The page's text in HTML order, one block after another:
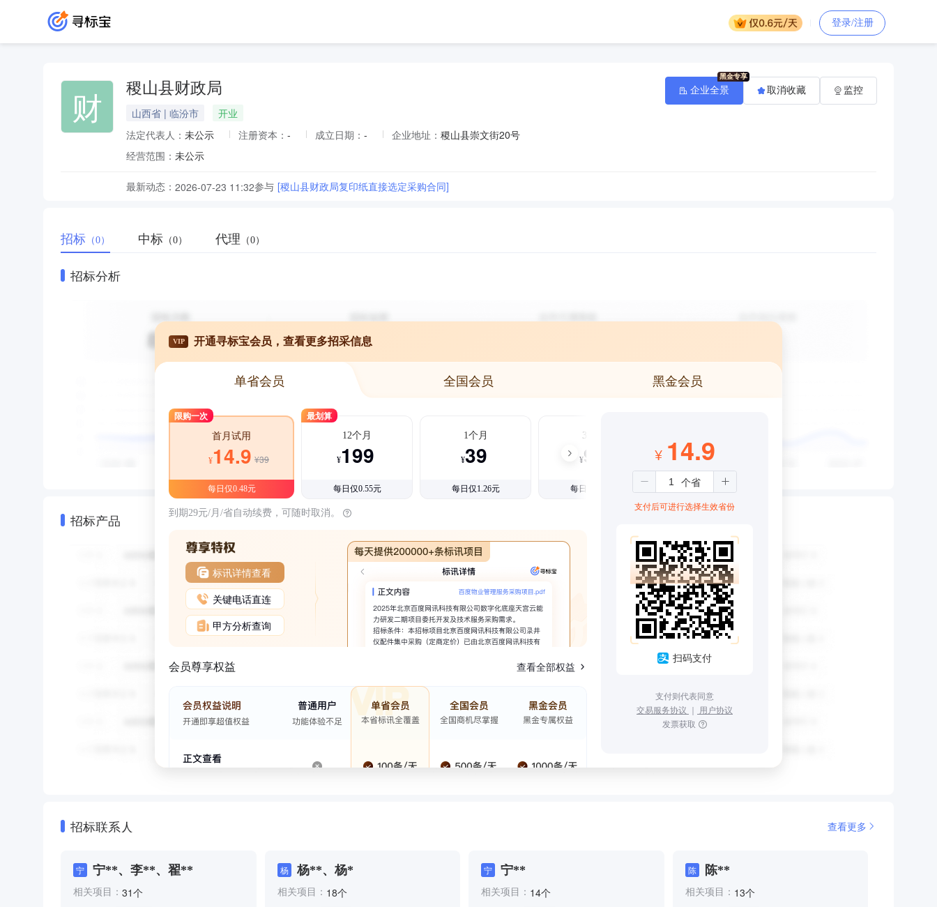
登录/注册
财 稷山县财政局
山西省 | 临汾市
开业
法定代表人： 未公示 注册资本： - 成立日期： - 企业地址： 稷山县崇文街20号
经营范围： 未公示
最新动态： 2026-07-23 11:32参与 [稷山县财政局复印纸直接选定采购合同]
企业全景 取消收藏 监控
招标 （0） 中标 （0） 代理 （0）
招标分析
招标产品
VIP 开通寻标宝会员，查看更多招采信息
单省会员 全国会员 黑金会员
限购一次
首月试用
¥14.9 ¥39
每日仅0.48元
最划算
12个月
¥199
每日仅0.55元
1个月
¥39
每日仅1.26元
3个月
¥99
每日仅1.08元
到期29元/月/省自动续费，可随时取消。
标讯详情查看
关键电话直连
甲方分析查询
会员尊享权益 查看全部权益
¥ 14.9
支付后可进行选择生效省份
扫码支付
支付则代表同意
交易服务协议 ｜ 用户协议
发票获取
招标联系人 查看更多
宁 宁**、李**、翟**
相关项目： 31个
杨 杨**、杨*
相关项目： 18个
宁 宁**
相关项目： 14个
陈 陈**
相关项目： 13个